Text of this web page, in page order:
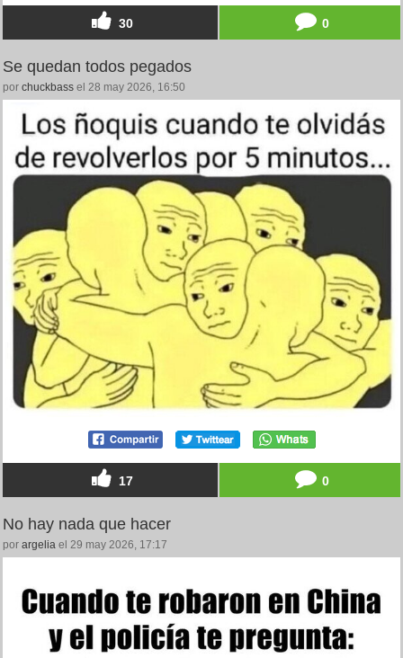
30 0
Se quedan todos pegados
por chuckbass el 28 may 2026, 16:50
17 0
No hay nada que hacer
por argelia el 29 may 2026, 17:17